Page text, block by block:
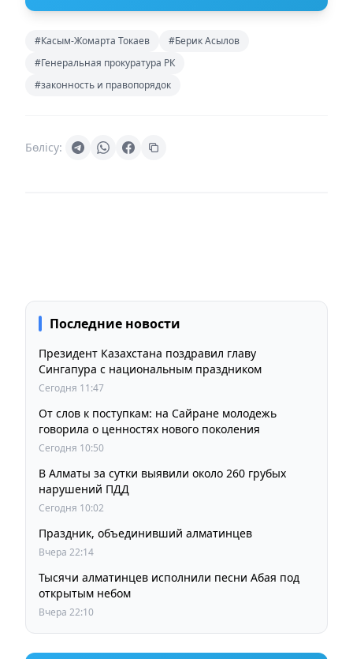
#Касым-Жомарта Токаев
#Берик Асылов
#Генеральная прокуратура РК
#законность и правопорядок
Бөлісу:
Последние новости
Президент Казахстана поздравил главу
Сингапура с национальным праздником
Сегодня 11:47
От слов к поступкам: на Сайране молодежь
говорила о ценностях нового поколения
Сегодня 10:50
В Алматы за сутки выявили около 260 грубых
нарушений ПДД
Сегодня 10:02
Праздник, объединивший алматинцев
Вчера 22:14
Тысячи алматинцев исполнили песни Абая под
открытым небом
Вчера 22:10